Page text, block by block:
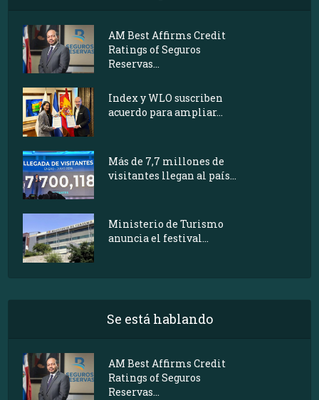
AM Best Affirms Credit
Ratings of Seguros
Reservas...
Index y WLO suscriben
acuerdo para ampliar...
Más de 7,7 millones de
visitantes llegan al país...
Ministerio de Turismo
anuncia el festival...
Se está hablando
AM Best Affirms Credit
Ratings of Seguros
Reservas...